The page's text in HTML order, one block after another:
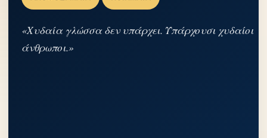
«Χυδαία γλώσσα δεν υπάρχει. Υπάρχουσι χυδαίοι
άνθρωποι.»